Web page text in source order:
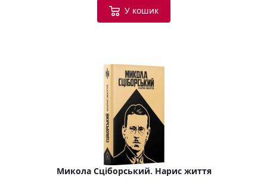
У кошик
Микола Сціборський. Нарис життя